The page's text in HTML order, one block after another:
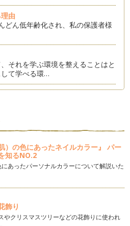
由
どん低年齢化され、私の保護者様
それを学ぶ環境を整えることはと
て学べる環…
ンのイベン…
化学習のヒント
いているのでしょうか？ 私の
は可能？
ですが、今日本に帰省していま
ョップを通し…
せではダメ
、子どもにも沢山教えてあげられた
）の色にあったネイルカラー』 パー
知るNO.2
あったパーソナルカラーについて解説いた
飾り
やクリスマスツリーなどの花飾りに使われ